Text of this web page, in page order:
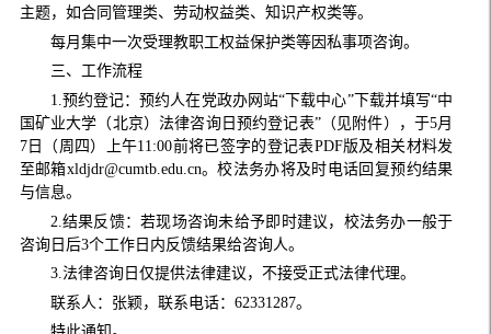
主题，如合同管理类、劳动权益类、知识产权类等。
每月集中一次受理教职工权益保护类等因私事项咨询。
三、工作流程
1.预约登记：预约人在党政办网站“下载中心”下载并填写“中
国矿业大学（北京）法律咨询日预约登记表”（见附件），于5月
7日（周四）上午11:00前将已签字的登记表PDF版及相关材料发
至邮箱xldjdr@cumtb.edu.cn。校法务办将及时电话回复预约结果
与信息。
2.结果反馈：若现场咨询未给予即时建议，校法务办一般于
咨询日后3个工作日内反馈结果给咨询人。
3.法律咨询日仅提供法律建议，不接受正式法律代理。
联系人：张颖，联系电话：62331287。